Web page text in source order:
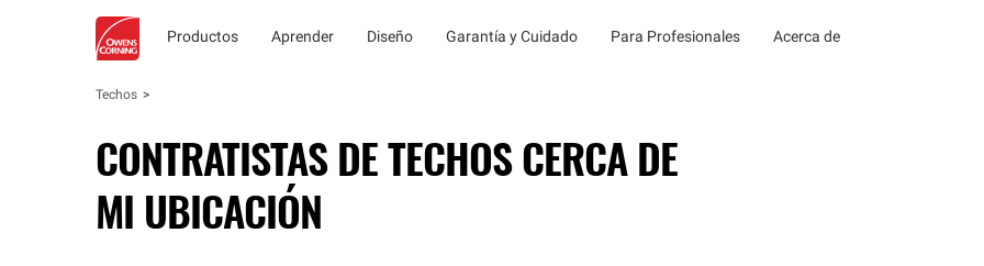
Productos Aprender Diseño Garantía y Cuidado Para Profesionales Acerca de
Techos
CONTRATISTAS DE TECHOS CERCA DE
MI UBICACIÓN